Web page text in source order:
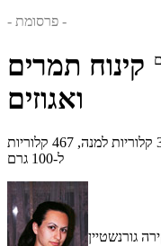
- פרסומת -
קינוח תמרים
ואגוזים
תמרים במילוי טחינה גולמית ואגוזי פקאן, 36 קלוריות למנה, 467 קלוריות
ל-100 גרם
גורנשטיין